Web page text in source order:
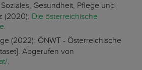
Gesundheit, Pflege und
(2020): Die österreichische
.
(2022): ÖNWT - Österreichische
Abgerufen von
.